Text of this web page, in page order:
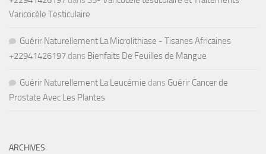
Varicocèle Testiculaire
Guérir Naturellement La Microlithiase - Tisanes Africaines
+22941426197 dans Bienfaits De Feuilles de Mangue
Guérir Naturellement La Leucémie dans Guérir Cancer de
Prostate Avec Les Plantes
ARCHIVES